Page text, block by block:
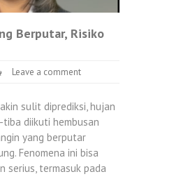
Berputar, Risiko
Leave a comment
sulit diprediksi, hujan
diikuti hembusan
yang berputar
Fenomena ini bisa
serius, termasuk pada